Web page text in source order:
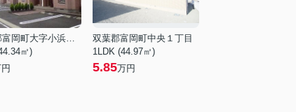
双葉郡富岡町大字小浜字大膳町
㎡)
双葉郡富岡町中央１丁目
1LDK (44.97㎡)
5.85万円